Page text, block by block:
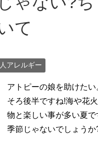
て
アレルギー
アトピーの娘を助けた
そろ後半ですね!海や花
物と楽しい事が多い夏
季節じゃないでしょう